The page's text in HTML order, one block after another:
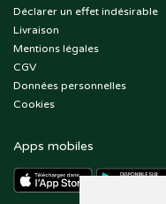
Déclarer un effet indésirable
Livraison
Mentions légales
CGV
Données personnelles
Cookies
Apps mobiles